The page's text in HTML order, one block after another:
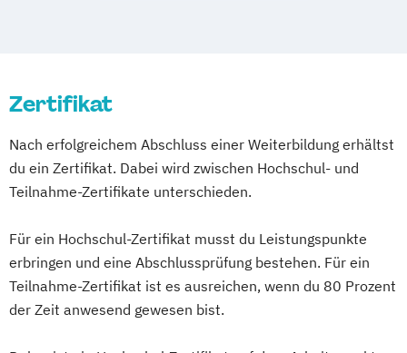
Zertifikat
Nach erfolgreichem Abschluss einer Weiterbildung erhältst
du ein Zertifikat. Dabei wird zwischen Hochschul- und
Teilnahme-Zertifikate unterschieden.
Für ein Hochschul-Zertifikat musst du Leistungspunkte
erbringen und eine Abschlussprüfung bestehen. Für ein
Teilnahme-Zertifikat ist es ausreichen, wenn du 80 Prozent
der Zeit anwesend gewesen bist.